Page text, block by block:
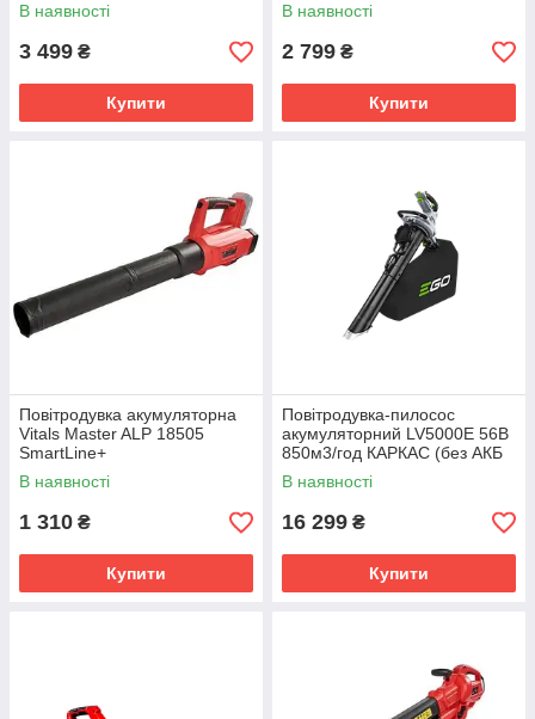
В наявності
3 499 ₴
Купити
В наявності
2 799 ₴
Купити
Повітродувка акумуляторна
Vitals Master ALP 18505
SmartLine+
В наявності
1 310 ₴
Купити
Повітродувка-пилосос
акумуляторний LV5000E 56В
850м3/год КАРКАС (без АКБ
та ЗП)
В наявності
16 299 ₴
Купити